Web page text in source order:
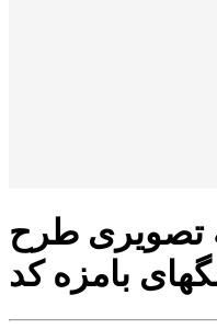
تصویری طرح